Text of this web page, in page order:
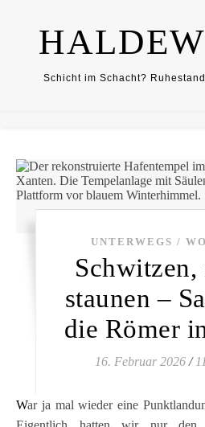
Schicht im Schacht?
UNTERWEGS /
Schwitzen,
staunen –
die Römer
16. Februar 2026 /
War ja mal wieder eine Punktlandung an diesem Wochenende.